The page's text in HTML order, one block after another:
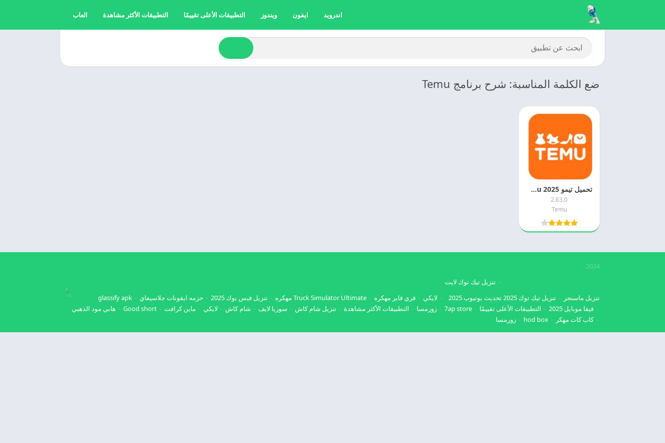
اندرويد ايفون ويندوز التطبيقات الأعلى تقييمًا التطبيقات الأكثر مشاهدة العاب
ضع الكلمة المناسبة: شرح برنامج Temu
تحميل تيمو 2025 Temu مهكر اخر اصدار مجانا
2.63.0
Temu
2024
تنزيل ماسنجر تنزيل تيك توك 2025
تنزيل تيك توك لايت
تحديث يوتيوب 2025
لايكي فري فاير مهكره Truck Simulator Ultimate مهكره تنزيل فيس بوك 2025 حزمه ايقونات جلاسيفاي
glassify apk
فيفا موبايل 2025
التطبيقات الأعلى تقييمًا 7ap store زورمسا التطبيقات الأكثر مشاهدة تنزيل شام كاش سوريا لايف شام كاش لايكي ماين كرافت Good short
هابي مود الذهبي
كاب كات مهكر
hod box زورمسا